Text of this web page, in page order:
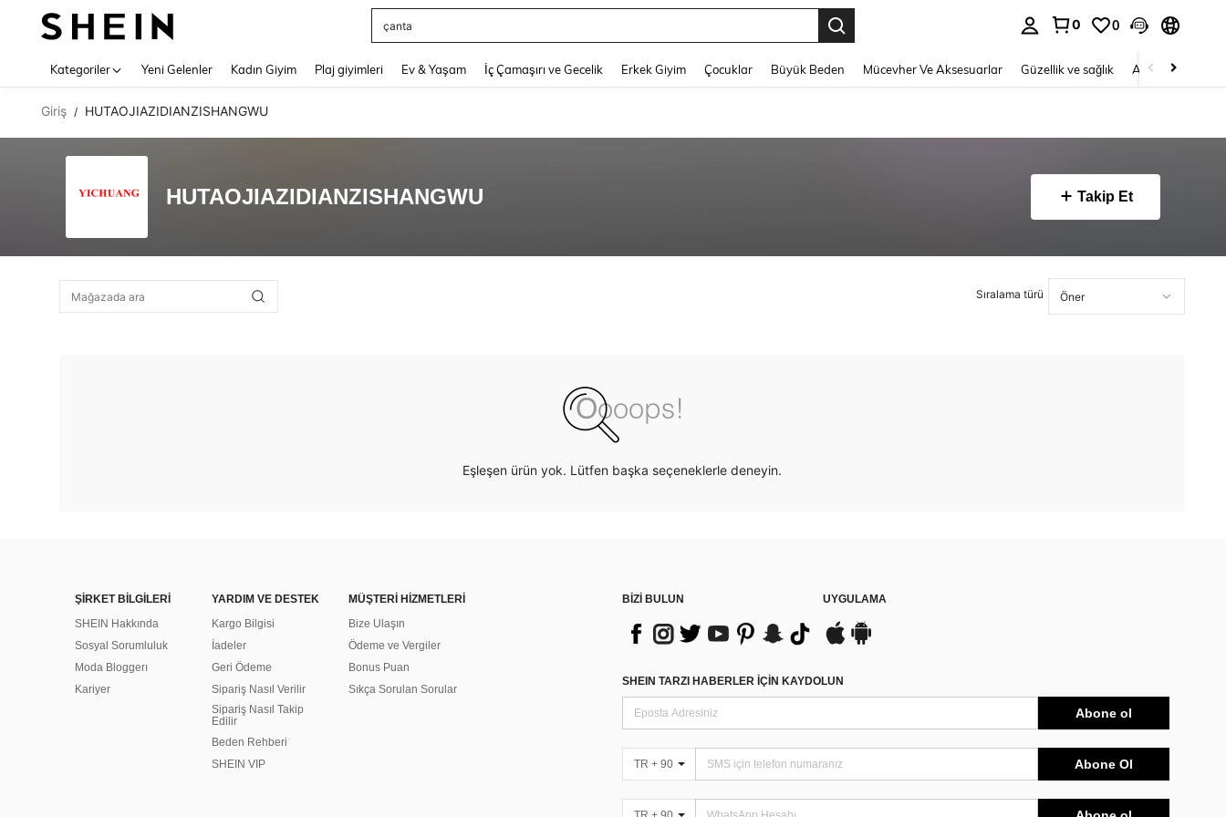
çanta
0 0
Kategoriler Yeni Gelenler Kadın Giyim Plaj giyimleri Ev & Yaşam İç Çamaşırı ve Gecelik Erkek Giyim Çocuklar Büyük Beden Mücevher Ve Aksesuarlar Güzellik ve sağlık Ayakkabı
Giriş / HUTAOJIAZIDIANZISHANGWU
HUTAOJIAZIDIANZISHANGWU Takip Et
Sıralama türü
Eşleşen ürün yok. Lütfen başka seçeneklerle deneyin.
ŞİRKET BİLGİLERİ
SHEIN Hakkında
Sosyal Sorumluluk
Moda Bloggerı
Kariyer
YARDIM VE DESTEK
Kargo Bilgisi
İadeler
Geri Ödeme
Sipariş Nasıl Verilir
Sipariş Nasıl Takip
Edilir
Beden Rehberi
SHEIN VIP
MÜŞTERİ HİZMETLERİ
Bize Ulaşın
Ödeme ve Vergiler
Bonus Puan
Sıkça Sorulan Sorular
BİZİ BULUN UYGULAMA
SHEIN TARZI HABERLER IÇIN KAYDOLUN
Abone ol
TR + 90 Abone Ol